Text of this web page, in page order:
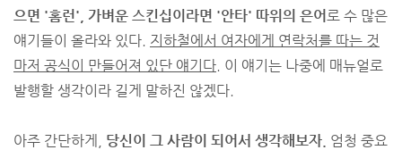
으면 '홈런', 가벼운 스킨십이라면 '안타' 따위의 은어로 수 많은
얘기들이 올라와 있다. 지하철에서 여자에게 연락처를 따는 것
마저 공식이 만들어져 있단 얘기다. 이 얘기는 나중에 매뉴얼로
발행할 생각이라 길게 말하진 않겠다.
아주 간단하게, 당신이 그 사람이 되어서 생각해보자. 엄청 중요